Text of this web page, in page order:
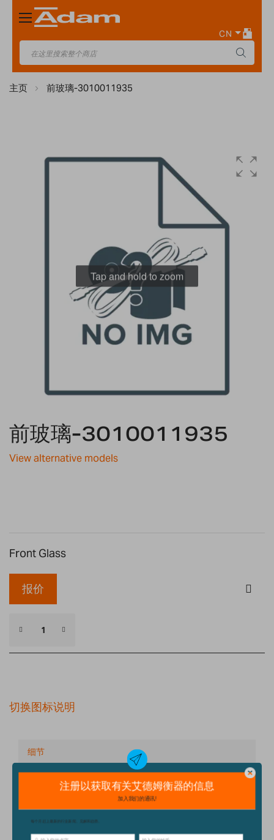
Toggle
Nav
CN
主页 前玻璃-3010011935
Tap and hold to zoom
to
the
of
前玻璃-3010011935
View alternative models
Front Glass
报价
切换图标说明
细节
技术规格
配件